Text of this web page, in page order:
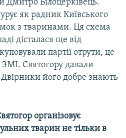
Дмитро Білоцерківець.
як радник Київського
з тваринами. Ця схема
дісталася ще від
партії отрути, це
Святогору давали
Двірники його добре знають
організовує
тварин не тільки в